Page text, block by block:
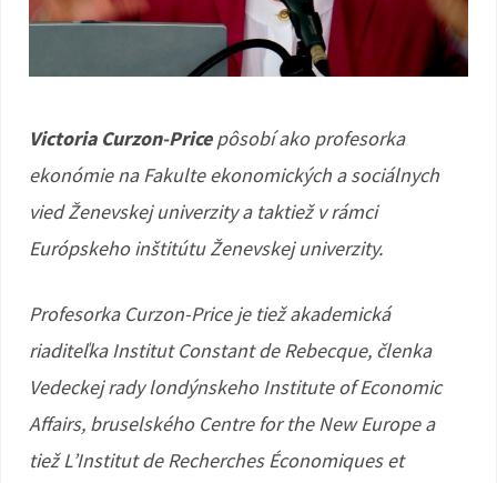
Victoria Curzon-Pricepôsobí ako profesorka
ekonómie na Fakulte ekonomických a sociálnych
vied Ženevskej univerzity a taktiež v rámci
Európskeho inštitútu Ženevskej univerzity.
Profesorka Curzon-Price je tiež akademická
riaditeľka Institut Constant de Rebecque, členka
Vedeckej rady londýnskeho Institute of Economic
Affairs, bruselského Centre for the New Europe a
tiež L’Institut de Recherches Économiques et